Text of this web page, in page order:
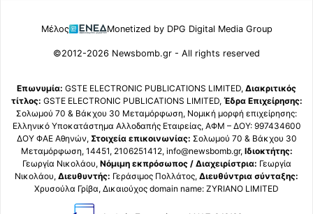
Μέλος Monetized by DPG Digital Media Group
©2012-2026 Newsbomb.gr - All rights reserved
Επωνυμία: GSTE ELECTRONIC PUBLICATIONS LIMITED, Διακριτικός
τίτλος: GSTE ELECTRONIC PUBLICATIONS LIMITED, Έδρα Επιχείρησης:
Σολωμού 70 & Βάκχου 30 Μεταμόρφωση, Νομική μορφή επιχείρησης:
Ελληνικό Υποκατάστημα Αλλοδαπής Εταιρείας, ΑΦΜ – ΔΟΥ: 997434600
ΔΟΥ ΦΑΕ Αθηνών, Στοιχεία επικοινωνίας: Σολωμού 70 & Βάκχου 30
Μεταμόρφωση, 14451, 2106251412, info@newsbomb.gr, Ιδιοκτήτης:
Γεωργία Νικολάου, Νόμιμη εκπρόσωπος / Διαχειρίστρια: Γεωργία
Νικολάου, Διευθυντής: Γεράσιμος Πολλάτος, Διευθύντρια σύνταξης:
Χρυσούλα Γρίβα, Δικαιούχος domain name: ZYRIANO LIMITED